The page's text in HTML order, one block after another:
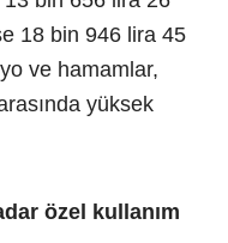
18 bin 946 lira 45
ve hamamlar,
yüksek
özel kullanım